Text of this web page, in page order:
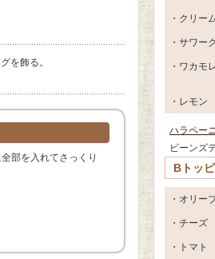
を飾る。
部を入れてさっくり
・クリー
・サワー
・ワカモ
・レモン
ハラペー
ビーンズ
Bトッ
・オリー
・チーズ
・トマト